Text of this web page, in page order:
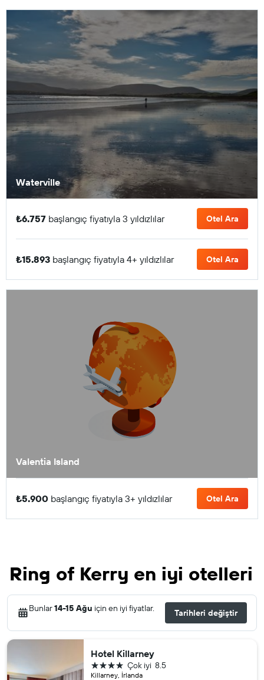
Waterville
₺6.757 başlangıç fiyatıyla 3 yıldızlılar Otel Ara
₺15.893 başlangıç fiyatıyla 4+ yıldızlılar Otel Ara
Valentia Island
₺5.900 başlangıç fiyatıyla 3+ yıldızlılar Otel Ara
Ring of Kerry en iyi otelleri
Bunlar14-15 Ağu için en iyi fiyatlar. Tarihleri değiştir
Hotel Killarney
Killarney, İrlanda
8.5
Çok iyi
4 yıldız